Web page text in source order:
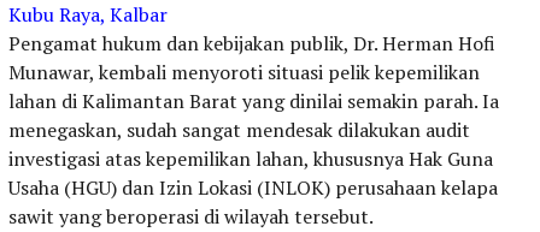
Kubu Raya, Kalbar
Pengamat hukum dan kebijakan publik, Dr. Herman Hofi
Munawar, kembali menyoroti situasi pelik kepemilikan
lahan di Kalimantan Barat yang dinilai semakin parah. Ia
menegaskan, sudah sangat mendesak dilakukan audit
investigasi atas kepemilikan lahan, khususnya Hak Guna
Usaha (HGU) dan Izin Lokasi (INLOK) perusahaan kelapa
sawit yang beroperasi di wilayah tersebut.